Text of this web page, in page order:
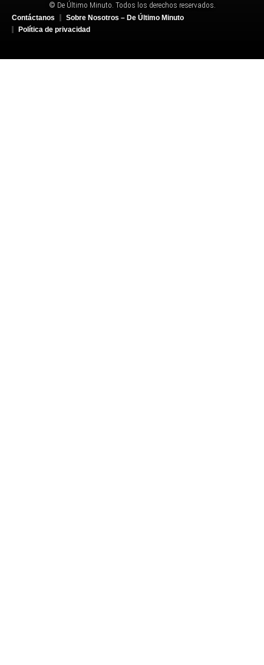
© De Último Minuto. Todos los derechos reservados.
Contáctanos
Sobre Nosotros – De Último Minuto
Política de privacidad